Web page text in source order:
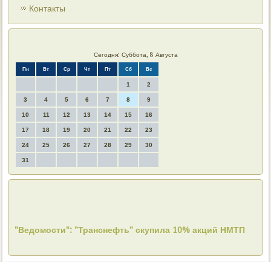
Контакты
Сегодня: Суббота, 8 Августа
Пн Вт Ср Чт Пт Сб Вс
1 2
3 4 5 6 7 8 9
10 11 12 13 14 15 16
17 18 19 20 21 22 23
24 25 26 27 28 29 30
31
"Ведомости": "Транснефть" скупила 10% акций НМТП